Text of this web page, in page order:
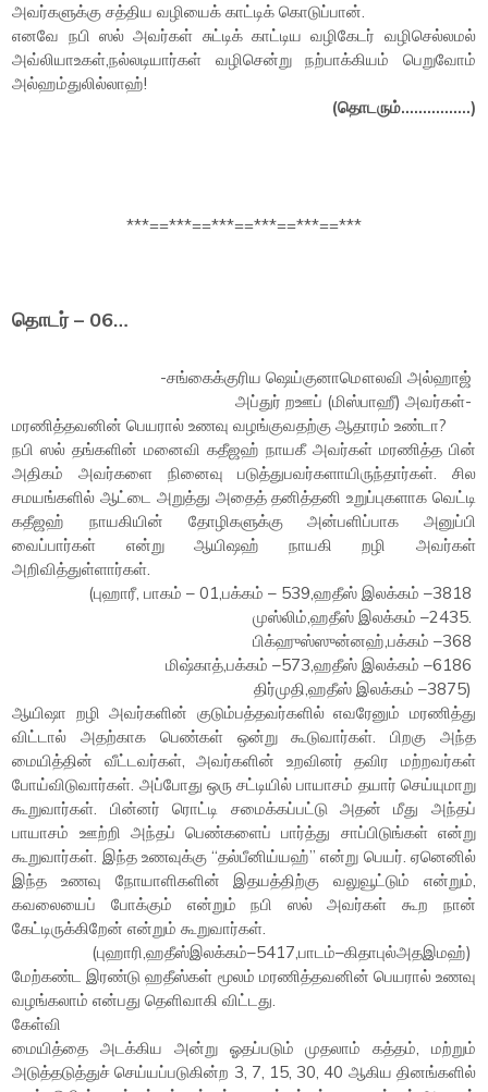
அவர்களுக்கு சத்திய வழியைக் காட்டிக் கொடுப்பான்.
எனவே நபி ஸல் அவர்கள் சுட்டிக் காட்டிய வழிகேடர் வழிசெல்லமல்
அவ்லியாஉகள்,நல்லடியார்கள் வழிசென்று நற்பாக்கியம் பெறுவோம்
அல்ஹம்துலில்லாஹ்!
(தொடரும்…………….)
***==***==***==***==***==***
தொடர் – 06…
-சங்கைக்குரிய ஷெய்குனாமௌலவி அல்ஹாஜ்
அப்துர் றஊப் (மிஸ்பாஹீ) அவர்கள்-
மரணித்தவனின் பெயரால் உணவு வழங்குவதற்கு ஆதாரம் உண்டா?
நபி ஸல் தங்களின் மனைவி கதீஜஹ் நாயகீ அவர்கள் மரணித்த பின்
அதிகம் அவர்களை நினைவு படுத்துபவர்களாயிருந்தார்கள். சில
சமயங்களில் ஆட்டை அறுத்து அதைத் தனித்தனி உறுப்புகளாக வெட்டி
கதீஜஹ் நாயகியின் தோழிகளுக்கு அன்பளிப்பாக அனுப்பி
வைப்பார்கள் என்று ஆயிஷஹ் நாயகி றழி அவர்கள்
அறிவித்துள்ளார்கள்.
(புஹாரீ, பாகம் – 01,பக்கம் – 539,ஹதீஸ் இலக்கம் –3818
முஸ்லிம்,ஹதீஸ் இலக்கம் –2435.
பிக்ஹுஸ்ஸுன்னஹ்,பக்கம் –368
மிஷ்காத்,பக்கம் –573,ஹதீஸ் இலக்கம் –6186
திர்முதி,ஹதீஸ் இலக்கம் –3875)
ஆயிஷா றழி அவர்களின் குடும்பத்தவர்களில் எவரேனும் மரணித்து
விட்டால் அதற்காக பெண்கள் ஒன்று கூடுவார்கள். பிறகு அந்த
மையித்தின் வீட்டவர்கள், அவர்களின் உறவினர் தவிர மற்றவர்கள்
போய்விடுவார்கள். அப்போது ஒரு சட்டியில் பாயாசம் தயார் செய்யுமாறு
கூறுவார்கள். பின்னர் ரொட்டி சமைக்கப்பட்டு அதன் மீது அந்தப்
பாயாசம் ஊற்றி அந்தப் பெண்களைப் பார்த்து சாப்பிடுங்கள் என்று
கூறுவார்கள். இந்த உணவுக்கு “தல்பீனிய்யஹ்” என்று பெயர். ஏனெனில்
இந்த உணவு நோயாளிகளின் இதயத்திற்கு வலுவூட்டும் என்றும்,
கவலையைப் போக்கும் என்றும் நபி ஸல் அவர்கள் கூற நான்
கேட்டிருக்கிறேன் என்றும் கூறுவார்கள்.
(புஹாரி,ஹதீஸ்இலக்கம்–5417,பாடம்–கிதாபுல்அதஇமஹ்)
மேற்கண்ட இரண்டு ஹதீஸ்கள் மூலம் மரணித்தவனின் பெயரால் உணவு
வழங்கலாம் என்பது தெளிவாகி விட்டது.
கேள்வி
மையித்தை அடக்கிய அன்று ஓதப்படும் முதலாம் கத்தம், மற்றும்
அடுத்தடுத்துச் செய்யப்படுகின்ற 3, 7, 15, 30, 40 ஆகிய தினங்களில்